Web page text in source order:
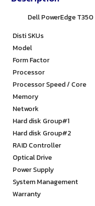
Dell PowerEdge
Disti SKUs
Model
Form Factor
Processor
Processor Speed / Core
Memory
Network
Hard disk Group#1
Hard disk Group#2
RAID Controller
Optical Drive
Power Supply
System Management
Warranty